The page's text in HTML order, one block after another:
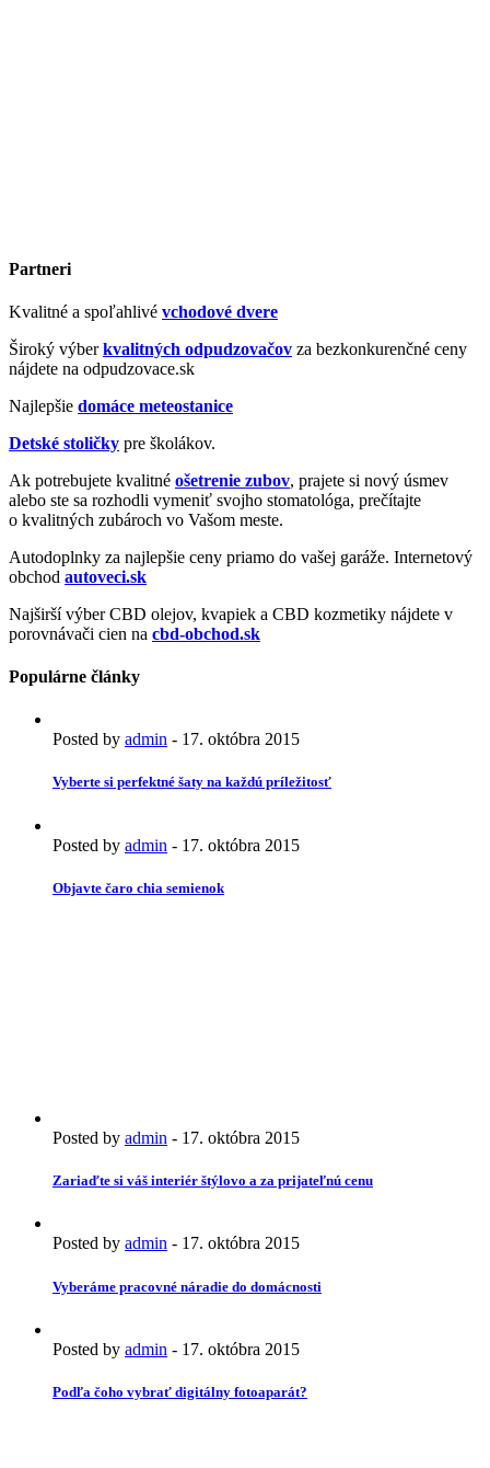
Partneri
Kvalitné a spoľahlivé vchodové dvere
Široký výberkvalitných odpudzovačov za bezkonkurenčné ceny
nájdete na odpudzovace.sk
Najlepšie domáce meteostanice
Detské stoličky pre školákov.
Ak potrebujete kvalitné ošetrenie zubov, prajete si nový úsmev
alebo ste sa rozhodli vymeniť svojho stomatológa, prečítajte
o kvalitných zubároch vo Vašom meste.
Autodoplnky za najlepšie ceny priamo do vašej garáže. Internetový
obchod autoveci.sk
Najširší výber CBD olejov, kvapiek a CBD kozmetiky nájdete v
porovnávači cien na cbd-obchod.sk
Populárne články
Posted by admin - 17. októbra 2015
Vyberte si perfektné šaty na každú príležitosť
Posted by admin - 17. októbra 2015
Objavte čaro chia semienok
Posted by admin - 17. októbra 2015
Zariaďte si váš interiér štýlovo a za prijateľnú cenu
Posted by admin - 17. októbra 2015
Vyberáme pracovné náradie do domácnosti
Posted by admin - 17. októbra 2015
Podľa čoho vybrať digitálny fotoaparát?